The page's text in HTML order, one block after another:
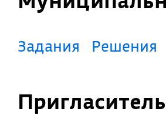
Задания Решения